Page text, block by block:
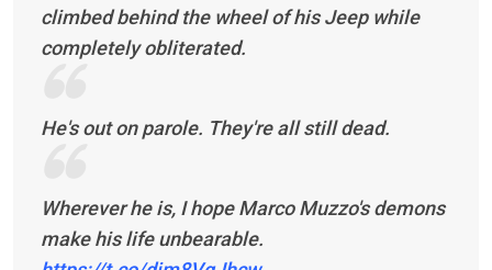
climbed behind the wheel of his Jeep while
completely obliterated.
He's out on parole. They're all still dead.
Wherever he is, I hope Marco Muzzo's demons
make his life unbearable.